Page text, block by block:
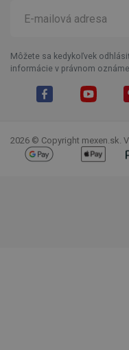
Môžete sa kedykoľvek
informácie v právnom
2026 © Copyright mexen.sk.